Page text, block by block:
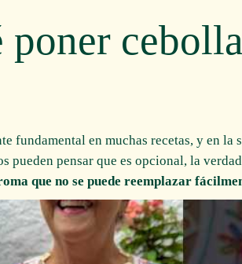
poner
fundamental en muchas recetas, y en la
pueden pensar que es opcional, la
que no se puede reemplazar